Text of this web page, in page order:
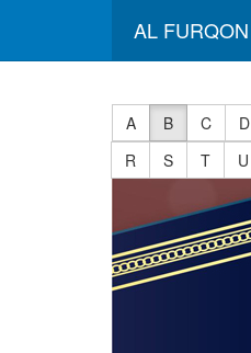
AL FURQON
A B C D
R
S T U